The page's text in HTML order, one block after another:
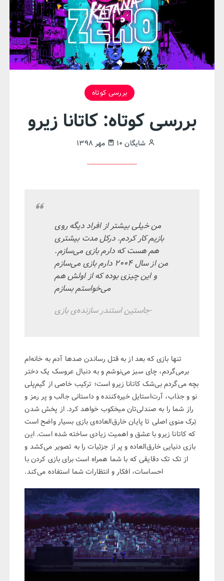
بررسی کوتاه
بررسی کوتاه: کاتانا زیرو
شایگان ۱۰ مهر ۱۳۹۸
من خیلی بیشتر از افراد دیگه روی
بازیم کار کردم. درکل مدت بیشتری
هم هست که دارم بازی می‌سازم.
من از سال ۲۰۰۴ دارم بازی می‌سازم
و این چیزی بوده که از اولش هم
می‌خواستم بسازم
جاستین استندر سازنده‌ی بازی
تنها بازی که بعد از به قتل رساندن صد‌ها آدم به خانه‌ام
برمی‌گردم، چای سبز می‌نوشم و به دنبال عروسک یک دختر
بچه می‌گردم بی‌شک کاتانا زیرو است؛ ترکیب خاصی از گیم‌پلی
نو و جذاب، آرت‌استایل خیره‌کننده و داستانی جالب و پر رمز و
راز شما را به صندلی‌تان میخکوب خواهد کرد. از پخش شدن
تِرک منوی اصلی تا پایان خارق‌العاده‌ی بازی بسیار واضح است
که کاتانا زیرو با عشق و اهمیت زیادی ساخته شده است. این
بازی دنیایی خارق‌العاده و پر از جزئیات را به تصویر می‌کشد و
از تک تک دقایقی که با شما همراه است برای بازی کردن با
احساسات، افکار و انتظارات شما استفاده می‌کند.